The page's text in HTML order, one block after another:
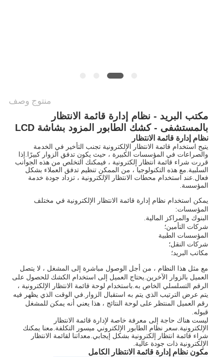
منتوج وصف
مكتب البريد - نظام إدارة قائمة الانتظار
بالمستشفى - كشك الطابور المزود بشاشة LCD
نظام إدارة قائمة الانتظار
يتيح استخدام قائمة الانتظار الإلكترونية تجنب التأخير في الخدمة
والصراعات في المؤسسات الكبيرة ، حيث يكون تدفق الزوار كبيرًا.إذا
قررت شراء قائمة انتظار إلكترونية ، فيمكنك التخلص من هذه الجوانب
السلبية.مع هذه التكنولوجيا ، من الممكن تنظيم تدفق العملاء بشكل
فعال.عند استخدام محطات الانتظار الإلكترونية ، تزداد جودة خدمة
المؤسسة.
يمكن استخدام نظام إدارة قائمة الانتظار الإلكترونية في مختلف
المؤسسات:
البنوك والمراكز المالية.
شركات التأمين؛
المؤسسات الطبية
شركات النقل؛
مكاتب البريد؛
مع مثل هذا النظام ، من أجل الوصول مباشرة إلى المشغل ، لا يتصل
العميل بالزوار الآخرين.يحتاج العميل إلى استخدام الكشك للحصول على
الرقم التسلسلي الخاص به.باستخدام لوحة قائمة الانتظار الإلكترونية ،
يتم عرض الترتيب الذي يتم به استقبال الزوار.في الوقت الذي يظهر فيه
رقم العميل المنتظر على لوحة النتائج ، هذا يعني أنه يمكن للمشغل
قبوله.
ليست هناك حاجة إلى معرفة خاصة لإدارة قائمة الانتظار
الإلكترونية.سعر نظام الطابور الإلكتروني ميسور التكلفة.معنا يمكنك
شراء قائمة انتظار إلكترونية بشكل إيجابي.معداتنا لقائمة الانتظار
الإلكترونية ذات جودة عالية.
مكون نظام إدارة قائمة الانتظار الكامل